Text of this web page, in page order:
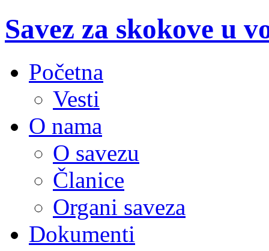
Savez za skokove u
Početna
Vesti
O nama
O savezu
Članice
Organi saveza
Dokumenti